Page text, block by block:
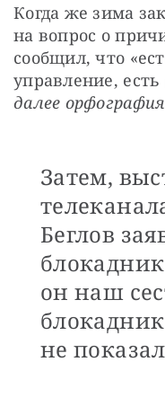
Когда же зима
на вопрос о
сообщил, что
управление, есть
далее
Затем,
Беглов
он наш
не